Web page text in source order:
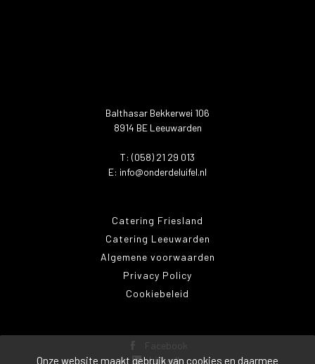
Balthasar Bekkerwei 106
8914 BE Leeuwarden
T: (058) 21 29 013
E: info@onderdeluifel.nl
Catering Friesland
Catering Leeuwarden
Algemene voorwaarden
Privacy Policy
Cookiebeleid
Facebook
LinkedIn
Onze website maakt gebruik van cookies en daarmee